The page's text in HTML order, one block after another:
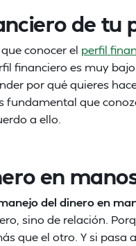
de tu
que conocer el perfil
financiero es muy
por qué quieres
fundamental que
a ello.
en
del dinero en
sino de relación.
que el otro. Y si pasa